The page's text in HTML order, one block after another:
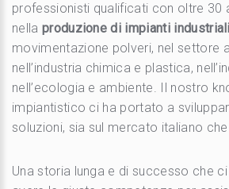
professionisti qualificati con oltre 30
nella produzione di impianti industriali
movimentazione polveri, nel settore
nell’industria chimica e plastica,
nell’ecologia e ambiente. Il nostro
impiantistico ci ha portato a
soluzioni, sia sul mercato italiano
Una storia lunga e di successo che